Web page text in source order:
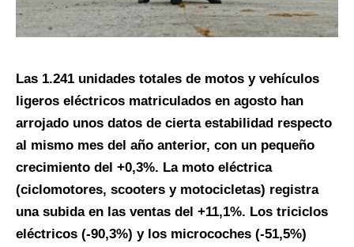
Las 1.241 unidades totales de motos y vehículos
ligeros eléctricos matriculados en agosto han
arrojado unos datos de cierta estabilidad respecto
al mismo mes del año anterior, con un pequeño
crecimiento del +0,3%. La moto eléctrica
(ciclomotores, scooters y motocicletas) registra
una subida en las ventas del +11,1%. Los triciclos
eléctricos (-90,3%) y los microcoches (-51,5%)